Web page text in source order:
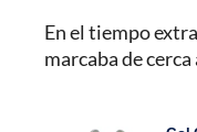
En el tiempo
marcaba de